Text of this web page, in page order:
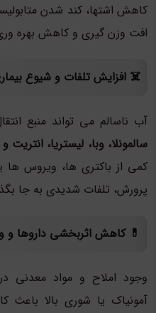
کاهش اشتها، کند شدن
افت وزن گیری و کاهش بهره
☠️ افزایش تلفات و شیوع
آب ناسالم می تواند منبع
سالمونلا، وبا، لیستریا،
کمی از باکتری ها، ویروس ها
پرورش، تلفات شدیدی به جا
💊 کاهش اثربخشی داروها و
وجود املاح و مواد معدنی
آمونیاک یا شوری بالا